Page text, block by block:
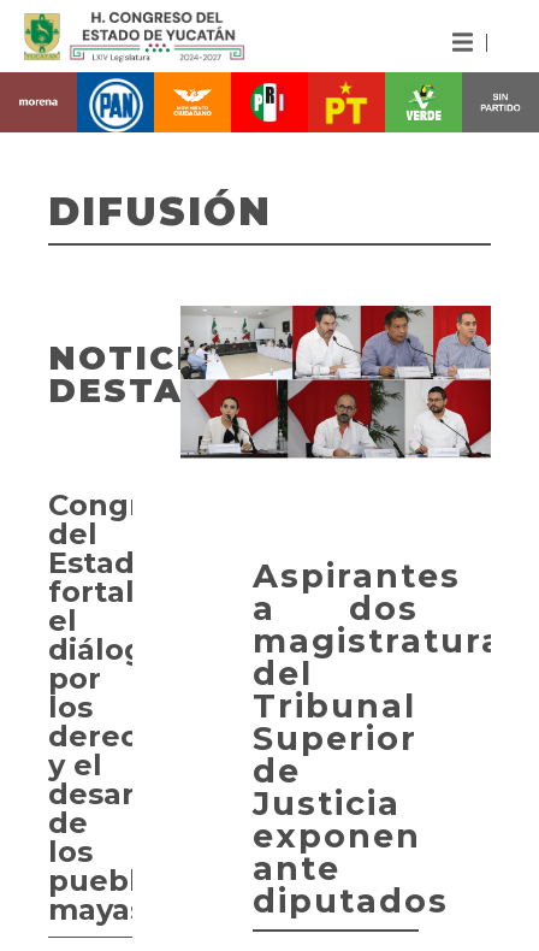
DIFUSIÓN
Aspirantes
a dos
magistraturas
del
Tribunal
Superior
de
Justicia
exponen
ante
diputados
NOTICIAS
DESTACADAS
Congreso
del
Estado
fortalece
el
diálogo
por
los
derechos
y el
desarrollo
de
los
pueblos
mayas